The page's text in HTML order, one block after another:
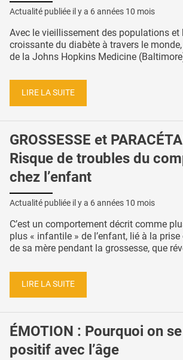
Actualité publiée il y a 6 années 10 mois
Avec le vieillissement des populations et
croissante du diabète à travers le
de la Johns Hopkins Medicine
LIRE LA SUITE
GROSSESSE et
Risque de troubles du
chez l’enfant
Actualité publiée il y a 6 années 10 mois
C’est un comportement décrit comme
plus « infantile » de l’enfant, lié à la
de sa mère pendant la grossesse, que
LIRE LA SUITE
ÉMOTION : Pourquoi on
positif avec l’âge